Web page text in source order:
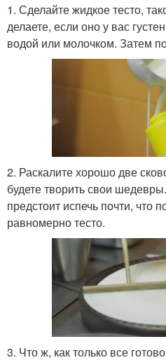
1. Сделайте жидкое тесто,
делаете, если оно у вас
водой или молочком. Затем
2. Раскалите хорошо две
будете творить свои
предстоит испечь почти, что
равномерно тесто.
3. Что ж, как только все